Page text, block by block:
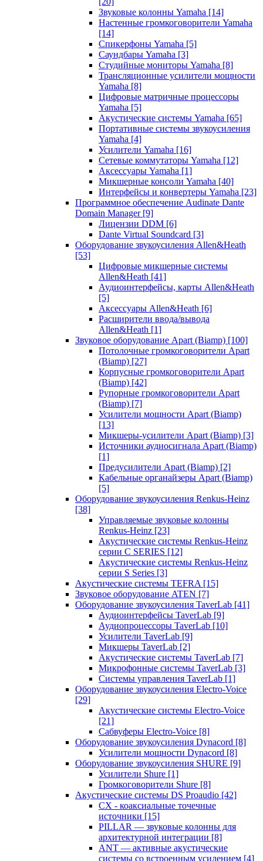
Звуковые колонны Yamaha [14]
Настенные громкоговорители Yamaha
[14]
Спикерфоны Yamaha [5]
Саундбары Yamaha [3]
Студийные мониторы Yamaha [8]
Трансляционные усилители мощности
Yamaha [8]
Цифровые матричные процессоры
Yamaha [5]
Акустические системы Yamaha [65]
Портативные системы звукоусиления
Yamaha [4]
Усилители Yamaha [16]
Сетевые коммутаторы Yamaha [12]
Аксессуары Yamaha [1]
Микшерные консоли Yamaha [40]
Интерфейсы и конвертеры Yamaha [23]
Программное обеспечение Audinate Dante
Domain Manager [9]
Лицензии DDM [6]
Dante Virtual Soundcard [3]
Оборудование звукоусиления Allen&Heath
[53]
Цифровые микшерные системы
Allen&Heath [41]
Аудиоинтерфейсы, карты Allen&Heath
[5]
Аксессуары Allen&Heath [6]
Расширители ввода/вывода
Allen&Heath [1]
Звуковое оборудование Apart (Biamp) [100]
Потолочные громкоговорители Apart
(Biamp) [27]
Корпусные громкоговорители Apart
(Biamp) [42]
Рупорные громкоговорители Apart
(Biamp) [7]
Усилители мощности Apart (Biamp)
[13]
Микшеры-усилители Apart (Biamp) [3]
Источники аудиосигнала Apart (Biamp)
[1]
Предусилители Apart (Biamp) [2]
Кабельные органайзеры Apart (Biamp)
[5]
Оборудование звукоусиления Renkus-Heinz
[38]
Управляемые звуковые колонны
Renkus-Heinz [23]
Акустические системы Renkus-Heinz
серии C SERIES [12]
Акустические системы Renkus-Heinz
серии S Series [3]
Акустические системы TEFRA [15]
Звуковое оборудование ATEN [7]
Оборудование звукоусиления TaverLab [41]
Аудиоинтерфейсы TaverLab [9]
Аудиопроцессоры TaverLab [10]
Усилители TaverLab [9]
Микшеры TaverLab [2]
Акустические системы TaverLab [7]
Микрофонные системы TaverLab [3]
Системы управления TaverLab [1]
Оборудование звукоусиления Electro-Voice
[29]
Акустические системы Electro-Voice
[21]
Сабвуферы Electro-Voice [8]
Оборудование звукоусиления Dynacord [8]
Усилители мощности Dynacord [8]
Оборудование звукоусиления SHURE [9]
Усилители Shure [1]
Громкоговорители Shure [8]
Акустические системы DS Proaudio [42]
CX - коаксиальные точечные
источники [15]
PILLAR — звуковые колонны для
архитектурной интеграции [8]
ANT — активные акустические
системы со встроенным усилением [4]